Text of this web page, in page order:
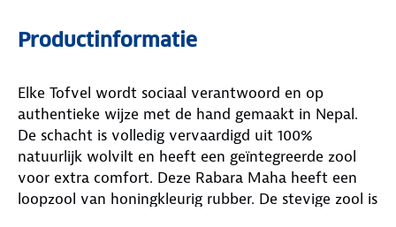
Productinformatie
Elke Tofvel wordt sociaal verantwoord en op
authentieke wijze met de hand gemaakt in Nepal.
De schacht is volledig vervaardigd uit 100%
natuurlijk wolvilt en heeft een geïntegreerde zool
voor extra comfort. Deze Rabara Maha heeft een
loopzool van honingkleurig rubber. De stevige zool is